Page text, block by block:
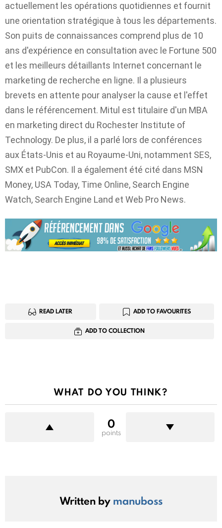
actuellement les opérations quotidiennes et fournit
une orientation stratégique à tous les départements.
Son puits de connaissances comprend plus de 10
ans d'expérience en consultation avec le Fortune 500
et les meilleurs détaillants Internet concernant le
marketing de recherche en ligne. Il a plusieurs
brevets en attente pour analyser la cause et l'effet
dans le référencement. Mitul est titulaire d'un MBA
en marketing direct du Rochester Institute of
Technology. De plus, il a parlé lors de conférences
aux États-Unis et au Royaume-Uni, notamment SES,
SMX et PubCon. Il a également été cité dans MSN
Money, USA Today, Time Online, Search Engine
Watch, Search Engine Land et Web Pro News.
READ LATER ADD TO FAVOURITES
ADD TO COLLECTION
WHAT DO YOU THINK?
0
points
Written by manuboss